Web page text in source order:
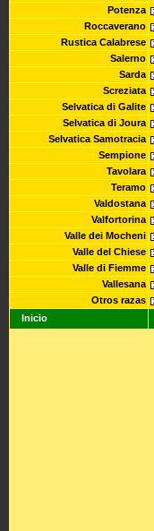
Potenza
Roccaverano
Rustica Calabrese
Salerno
Sarda
Screziata
Selvatica di Galite
Selvatica di Joura
Selvatica Samotracia
Sempione
Tavolara
Teramo
Valdostana
Valfortorina
Valle dei Mocheni
Valle del Chiese
Valle di Fiemme
Vallesana
Otros razas
Inicio